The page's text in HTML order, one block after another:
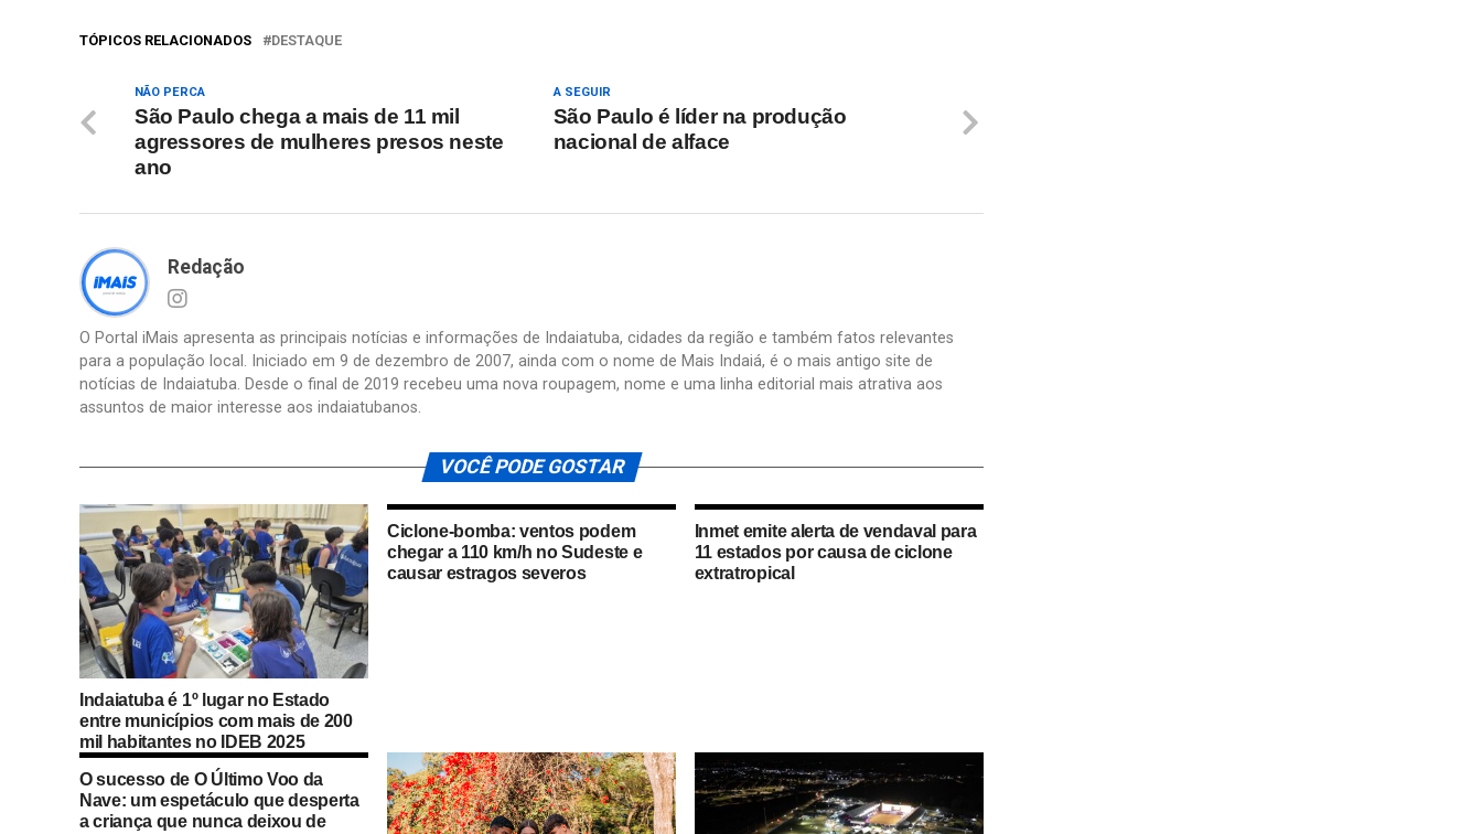
TÓPICOS RELACIONADOS DESTAQUE
A SEGUIR
São Paulo é líder na produção
nacional de alface
NÃO PERCA
São Paulo chega a mais de 11 mil
agressores de mulheres presos neste
ano
Redação
O Portal iMais apresenta as principais notícias e informações de Indaiatuba, cidades da região e também fatos relevantes
para a população local. Iniciado em 9 de dezembro de 2007, ainda com o nome de Mais Indaiá, é o mais antigo site de
notícias de Indaiatuba. Desde o final de 2019 recebeu uma nova roupagem, nome e uma linha editorial mais atrativa aos
assuntos de maior interesse aos indaiatubanos.
VOCÊ PODE GOSTAR
Indaiatuba é 1º lugar no Estado
entre municípios com mais de 200
mil habitantes no IDEB 2025
Ciclone-bomba: ventos podem
chegar a 110 km/h no Sudeste e
causar estragos severos
Inmet emite alerta de vendaval para
11 estados por causa de ciclone
extratropical
O sucesso de O Último Voo da
Nave: um espetáculo que desperta
a criança que nunca deixou de